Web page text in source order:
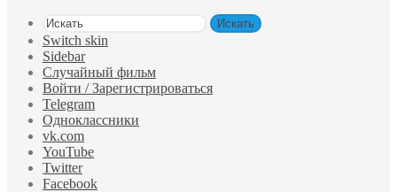
Искать
Switch skin
Sidebar
Случайный фильм
Войти / Зарегистрироваться
Telegram
Одноклассники
vk.com
YouTube
Twitter
Facebook